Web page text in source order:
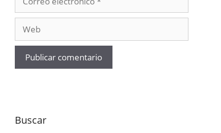
electrónico
Buscar